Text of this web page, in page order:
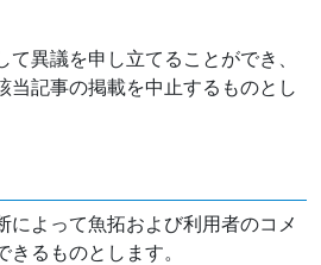
異議を申し立てることができ、
当記事の掲載を中止するものとし
によって魚拓および利用者のコメ
きるものとします。